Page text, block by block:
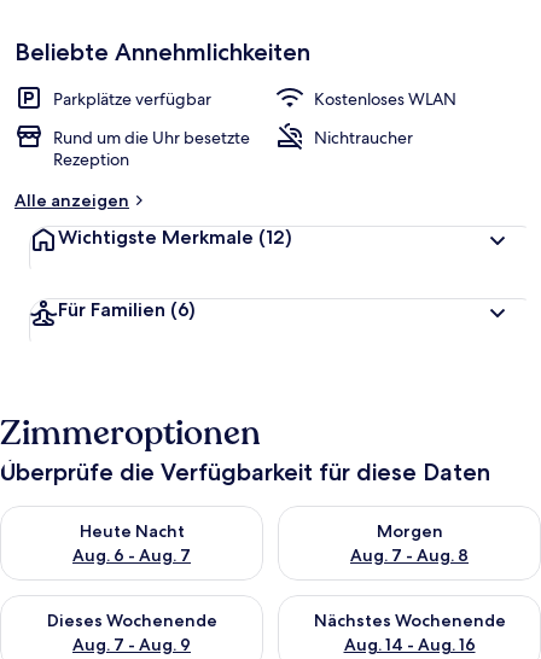
Beliebte Annehmlichkeiten
Parkplätze verfügbar
Kostenloses WLAN
Rund um die Uhr besetzte
Rezeption
Nichtraucher
Alle anzeigen
Wichtigste Merkmale (12)
Für Familien (6)
Zimmeroptionen
Überprüfe die Verfügbarkeit für diese Daten
Heute Nacht
Aug. 6 - Aug. 7
Überprüfe die Verfügbarkeit für heute Nacht, Aug. 6 - Aug. 7.
Morgen
Aug. 7 - Aug. 8
Überprüfe die Verfügbarkeit
Dieses Wochenende
Aug. 7 - Aug. 9
Überprüfe die Verfügbarkeit für dieses Wochenende, Aug. 7
Nächstes Wochenende
Aug. 14 - Aug. 16
Überprüfe die Verfügbarkeit